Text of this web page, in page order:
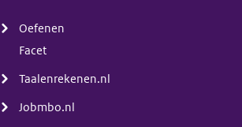
Oefenen
Facet
Taalenrekenen.nl
Jobmbo.nl